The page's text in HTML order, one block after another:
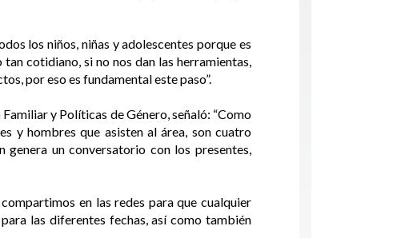
los niños, niñas y adolescentes porque es
cotidiano, si no nos dan las herramientas,
por eso es fundamental este paso”.
y Políticas de Género, señaló: “Como
y hombres que asisten al área, son cuatro
genera un conversatorio con los presentes,
en las redes para que cualquier
las diferentes fechas, así como también